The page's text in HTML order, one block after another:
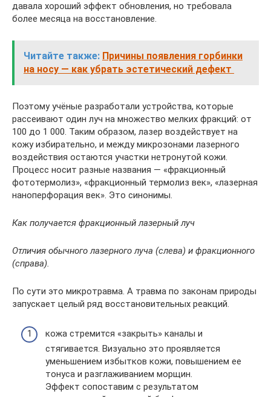
давала хороший эффект обновления, но требовала
более месяца на восстановление.
Читайте также: Причины появления горбинки
на носу — как убрать эстетический дефект
Поэтому учёные разработали устройства, которые
рассеивают один луч на множество мелких фракций: от
100 до 1 000. Таким образом, лазер воздействует на
кожу избирательно, и между микрозонами лазерного
воздействия остаются участки нетронутой кожи.
Процесс носит разные названия — «фракционный
фототермолиз», «фракционный термолиз век», «лазерная
наноперфорация век». Это синонимы.
Как получается фракционный лазерный луч
Отличия обычного лазерного луча (слева) и фракционного
(справа).
По сути это микротравма. А травма по законам природы
запускает целый ряд восстановительных реакций.
кожа стремится «закрыть» каналы и
стягивается. Визуально это проявляется
уменьшением избытков кожи, повышением ее
тонуса и разглаживанием морщин.
Эффект сопоставим с результатом